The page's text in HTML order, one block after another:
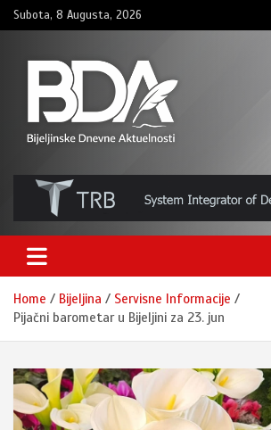
Skip
to
Subota, 8 Augusta, 2026
BNDAN.com
Home Bijeljina
Servisne Informacije
Pijačni barometar u Bijeljini za 23. jun